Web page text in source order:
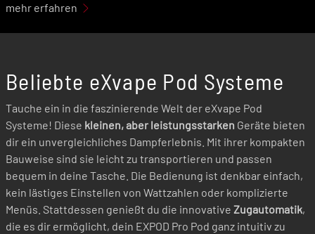
Modelle ist der
mehr erfahren
Beliebte eXvape Pod Systeme
Tauche ein in die faszinierende Welt der eXvape Pod
Systeme! Diese kleinen, aber leistungsstarken Geräte bieten
dir ein unvergleichliches Dampferlebnis. Mit ihrer kompakten
Bauweise sind sie leicht zu transportieren und passen
bequem in deine Tasche. Die Bedienung ist denkbar einfach,
kein lästiges Einstellen von Wattzahlen oder komplizierte
Menüs. Stattdessen genießt du die innovative Zugautomatik,
die es dir ermöglicht, dein EXPOD Pro Pod ganz intuitiv zu